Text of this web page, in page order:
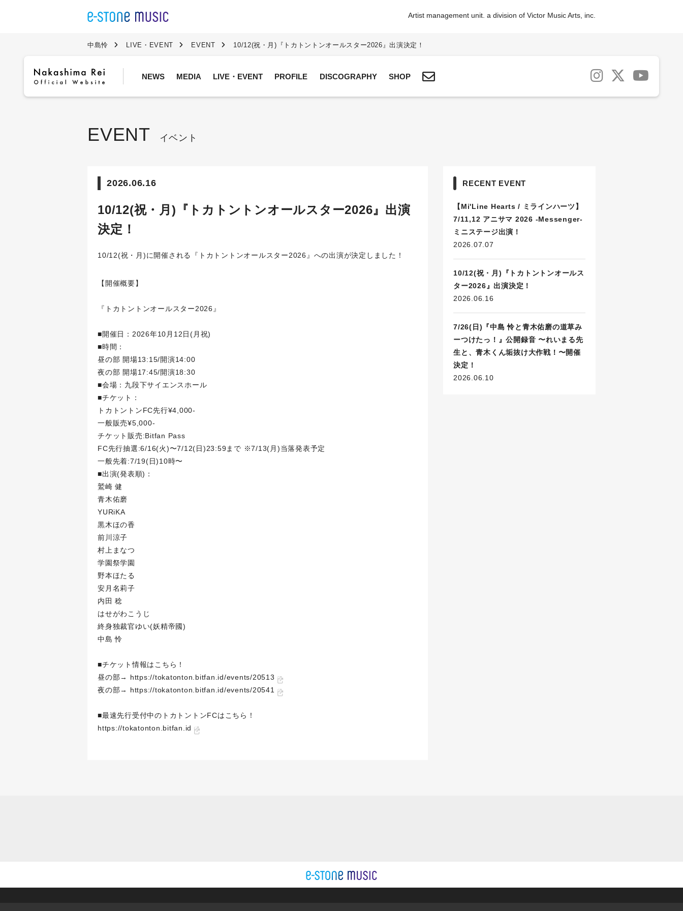
NEWS MEDIA LIVE・EVENT PROFILE DISCOGRAPHY SHOP
Artist management unit. a division of Victor Music Arts, inc.
中島怜 LIVE・EVENT EVENT 10/12(祝・月)『トカトントンオールスター2026』出演決定！
EVENT イベント
2026.06.16
10/12(祝・月)『トカトントンオールスター2026』出演
決定！
10/12(祝・月)に開催される『トカトントンオールスター2026』への出演が決定しました！
【開催概要】
『トカトントンオールスター2026』
■開催日：2026年10月12日(月祝)
■時間：
昼の部 開場13:15/開演14:00
夜の部 開場17:45/開演18:30
■会場：九段下サイエンスホール
■チケット：
トカトントンFC先行¥4,000-
一般販売¥5,000-
チケット販売:Bitfan Pass
FC先行抽選:6/16(火)〜7/12(日)23:59まで ※7/13(月)当落発表予定
一般先着:7/19(日)10時〜
■出演(発表順)：
鷲崎 健
青木佑磨
YURiKA
黒木ほの香
前川涼子
村上まなつ
学園祭学園
野本ほたる
安月名莉子
内田 稔
はせがわこうじ
終身独裁官ゆい(妖精帝國)
中島 怜
■チケット情報はこちら！
昼の部→
https://tokatonton.bitfan.id/events/20513
夜の部→ https://tokatonton.bitfan.id/events/20541
■最速先行受付中のトカトントンFCはこちら！
https://tokatonton.bitfan.id
RECENT EVENT
【Mi'Line Hearts / ミラインハーツ】
7/11,12 アニサマ 2026 -Messenger-
ミニステージ出演！
2026.07.07
10/12(祝・月)『トカトントンオールス
ター2026』出演決定！
2026.06.16
7/26(日)『中島 怜と青木佑磨の道草み
ーつけたっ！』公開録音 〜れいまる先
生と、青木くん垢抜け大作戦！〜開催
決定！
2026.06.10